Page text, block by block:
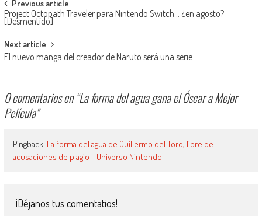
Navegación de entradas
Previous article
Project Octopath Traveler para Nintendo Switch… ¿en agosto?
[Desmentido]
Next article
El nuevo manga del creador de Naruto será una serie
0 comentarios en “La forma del agua gana el Óscar a Mejor
Película”
Pingback: La forma del agua de Guillermo del Toro, libre de
acusaciones de plagio - Universo Nintendo
¡Déjanos tus comentatios!